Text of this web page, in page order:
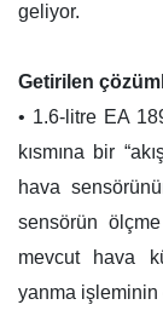
geliyor.
Getirilen
• 1.6-litre EA
kısmına bir
hava
sensörün
mevcut hava
yanma işleminin